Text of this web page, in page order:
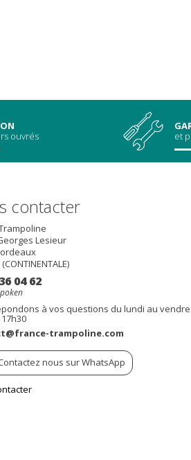
ouvrés
et
contacter
Lesieur
(CONTINENTALE)
04 62
à vos questions du lundi au
trampoline.com
nous sur WhatsApp